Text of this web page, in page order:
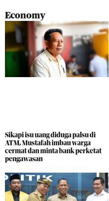
Economy
Sikapi isu uang diduga palsu di
ATM, Mustafah imbau warga
cermat dan minta bank perketat
pengawasan